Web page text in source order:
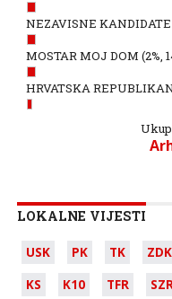
NEZAVISNE KANDIDATE
MOSTAR MOJ DOM (2%,
HRVATSKA
LOKALNE VIJESTI
USK PK TK ZDK
KS
K10 TFR